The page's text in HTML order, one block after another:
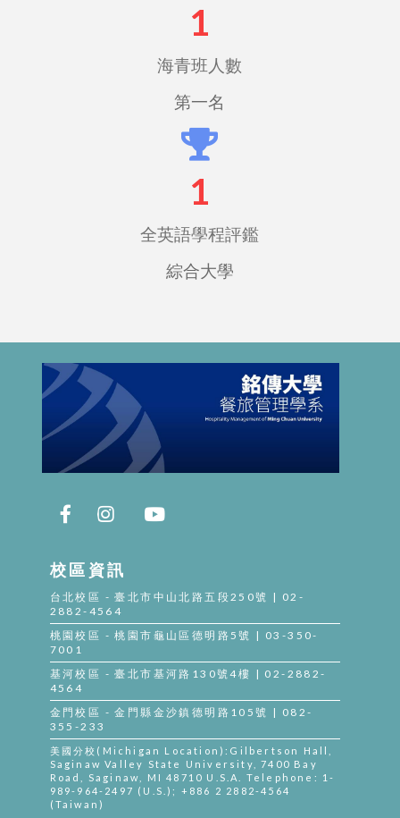
1
海青班人數
第一名
1
全英語學程評鑑
綜合大學
校區資訊
台北校區 - 臺北市中山北路五段250號 | 02-
2882-4564
桃園校區 - 桃園市龜山區德明路5號 | 03-350-
7001
基河校區 - 臺北市基河路130號4樓 | 02-2882-
4564
金門校區 - 金門縣金沙鎮德明路105號 | 082-
355-233
美國分校(Michigan Location):Gilbertson Hall,
Saginaw Valley State University, 7400 Bay
Road, Saginaw, MI 48710 U.S.A. Telephone: 1-
989-964-2497 (U.S.); +886 2 2882-4564
(Taiwan)